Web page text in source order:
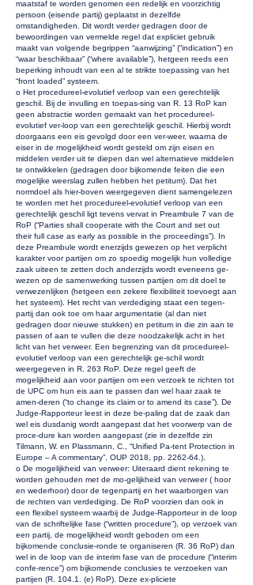
maatstaf te worden genomen een redelijk en voorzichtig
persoon (eisende partij) geplaatst in dezelfde
omstandigheden. Dit wordt verder gedragen door de
bewoordingen van vermelde regel dat expliciet gebruik
maakt van volgende begrippen “aanwijzing” (“indication”) en
“waar beschikbaar” (“where available”), hetgeen reeds een
beperking inhoudt van een al te strikte toepassing van het
“front loaded” systeem.
o Het procedureel-evolutief verloop van een gerechtelijk
geschil. Bij de invulling en toepas-sing van R. 13 RoP kan
geen abstractie worden gemaakt van het procedureel-
evolutief ver-loop van een gerechtelijk geschil. Hierbij wordt
doorgaans een eis gevolgd door een ver-weer, waarna de
eiser in de mogelijkheid wordt gesteld om zijn eisen en
middelen verder uit te diepen dan wel alternatieve middelen
te ontwikkelen (gedragen door bijkomende feiten die een
mogelijke weerslag zullen hebben het petitum). Dat het
normdoel als hier-boven weergegeven dient samengelezen
te worden met het procedureel-evolutief verloop van een
gerechtelijk geschil ligt tevens vervat in Preambule 7 van de
RoP (“Parties shall cooperate with the Court and set out
their full case as early as possible in the proceedings”). In
deze Preambule wordt enerzijds gewezen op het verplicht
karakter voor partijen om zo spoedig mogelijk hun volledige
zaak uiteen te zetten doch anderzijds wordt eveneens ge-
wezen op de samenwerking tussen partijen om dit doel te
verwezenlijken (hetgeen een zekere flexibiliteit toevoegt aan
het systeem). Het recht van verdediging staat een tegen-
partij dan ook toe om haar argumentatie (al dan niet
gedragen door nieuwe stukken) en petitum in die zin aan te
passen of aan te vullen die deze noodzakelijk acht in het
licht van het verweer. Een begrenzing van dit procedureel-
evolutief verloop van een gerechtelijk ge-schil wordt
weergegeven in R. 263 RoP. Deze regel geeft de
mogelijkheid aan voor partijen om een verzoek te richten tot
de UPC om hun eis aan te passen dan wel haar zaak te
amen-deren (“to change its claim or to amend its case”). De
Judge-Rapporteur leest in deze be-paling dat de zaak dan
wel eis dusdanig wordt aangepast dat het voorwerp van de
proce-dure kan worden aangepast (zie in dezelfde zin
Tilmann, W. en Plassmann, C., “Unified Pa-tent Protection in
Europe – A commentary”, OUP 2018, pp. 2262-64.).
o De mogelijkheid van verweer: Uiteraard dient rekening te
worden gehouden met de mo-gelijkheid van verweer ( hoor
en wederhoor) door de tegenpartij en het waarborgen van
de rechten van verdediging. De RoP voorzien dan ook in
een flexibel systeem waarbij de Judge-Rapporteur in de loop
van de schriftelijke fase (“written procedure”), op verzoek van
een partij, de mogelijkheid wordt geboden om een
bijkomende conclusie-ronde te organiseren (R. 36 RoP) dan
wel in de loop van de interim fase van de procedure (“interim
confe-rence”) om bijkomende conclusies te verzoeken van
partijen (R. 104.1. (e) RoP). Deze ex-pliciete